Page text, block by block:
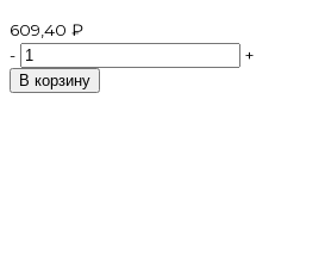
609,40 ₽
-
+
В корзину